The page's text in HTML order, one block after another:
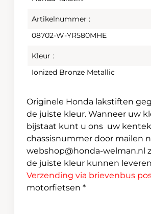
Artikelnummer :
08702-W-YR580MHE
Kleur :
Ionized Bronze Metallic
Originele Honda lakstiften
de juiste kleur. Wanneer uw
bijstaat kunt u ons uw
chassisnummer door mailen
webshop@honda-welman.nl
de juiste kleur kunnen leveren
Verzending via brievenbus
motorfietsen *